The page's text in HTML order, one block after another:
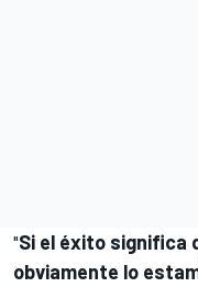
"Si el éxito significa
obviamente lo